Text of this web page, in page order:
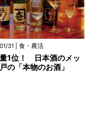
31 | 食・農活
1位！ 日本酒のメッ
の「本物のお酒」